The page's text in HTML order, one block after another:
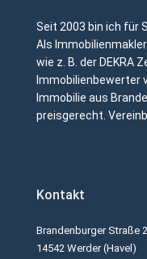
Seit 2003 bin ich für
Als
wie z. B. der DEKRA
Immobilienbewerter
Immobilie aus
preisgerecht.
Kontakt
Brandenburger Straße
14542 Werder (Havel)